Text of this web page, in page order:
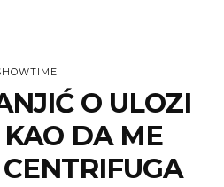
O ULOZI
DA ME